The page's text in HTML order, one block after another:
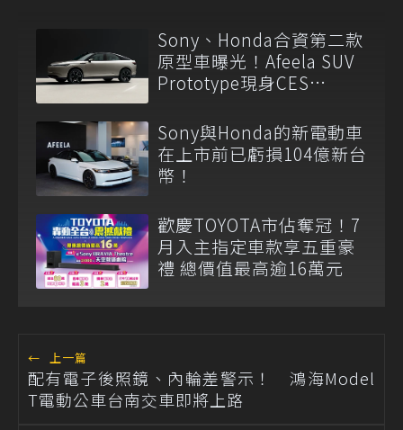
Sony、Honda合資第二款
原型車曝光！Afeela SUV
Prototype現身CES
Sony與Honda的新電動車
在上市前已虧損104億新台
幣！
歡慶TOYOTA市佔奪冠！7
月入主指定車款享五重豪
禮 總價值最高逾16萬元
← 上一篇
配有電子後照鏡、內輪差警示！ 鴻海Model
T電動公車台南交車即將上路